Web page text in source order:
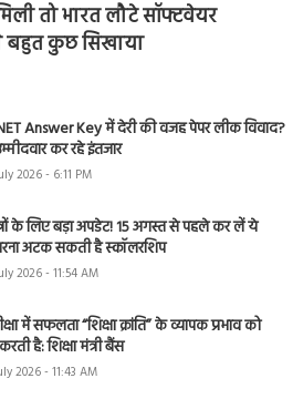
तो भारत लौटे सॉफ्टवेयर
बहुत कुछ सिखाया
Answer Key में देरी की वजह पेपर लीक विवाद?
कर रहे इंतजार
2026 - 6:11 PM
के लिए बड़ा अपडेट! 15 अगस्त से पहले कर लें ये
अटक सकती है स्कॉलरशिप
2026 - 11:54 AM
में सफलता “शिक्षा क्रांति” के व्यापक प्रभाव को
है: शिक्षा मंत्री बैंस
2026 - 11:43 AM